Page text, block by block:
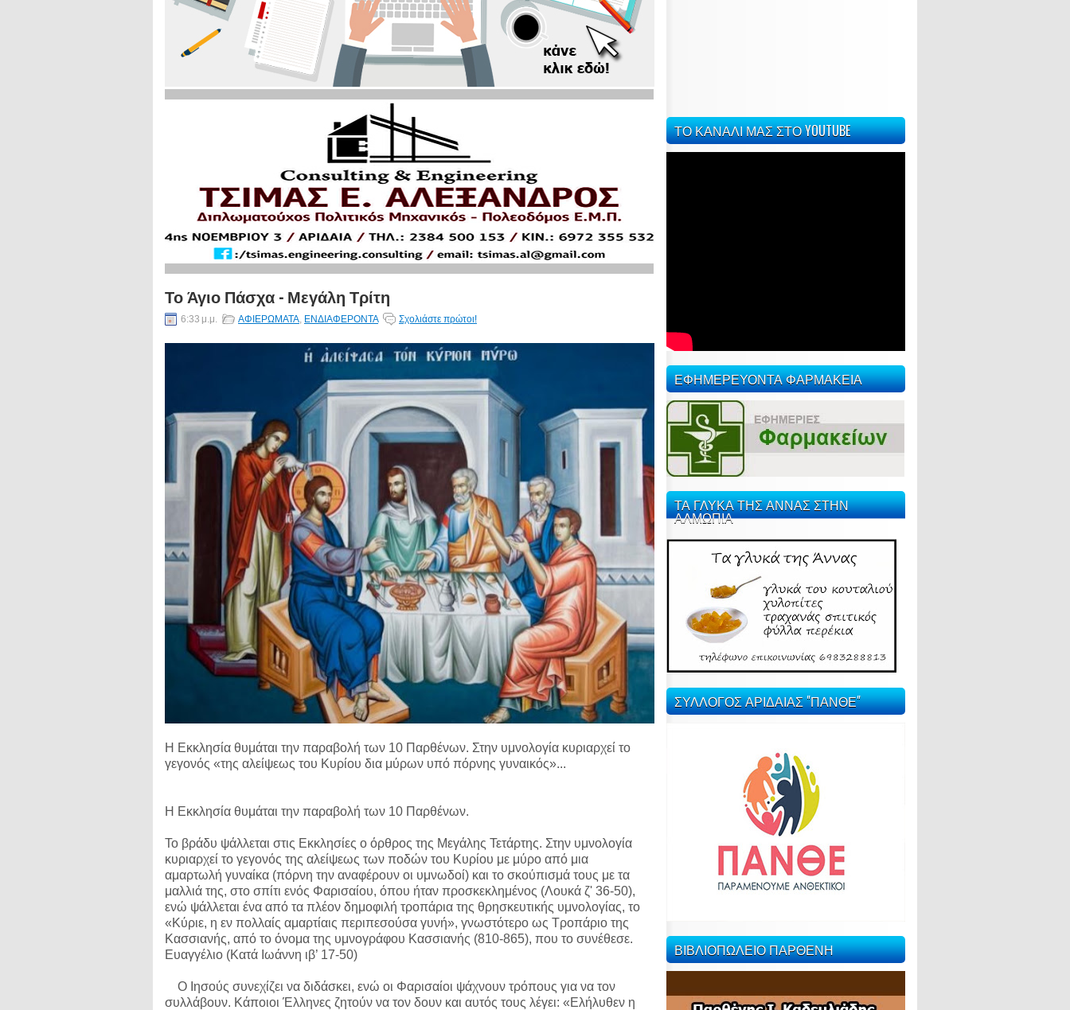
Το Άγιο Πάσχα - Μεγάλη Τρίτη
6:33 μ.μ. ΑΦΙΕΡΩΜΑΤΑ, ΕΝΔΙΑΦΕΡΟΝΤΑ Σχολιάστε πρώτοι!
Η Εκκλησία θυμάται την παραβολή των 10 Παρθένων. Στην υμνολογία κυριαρχεί το
γεγονός «της αλείψεως του Κυρίου δια μύρων υπό πόρνης γυναικός»...
Η Εκκλησία θυμάται την παραβολή των 10 Παρθένων.
Το βράδυ ψάλλεται στις Εκκλησίες ο όρθρος της Μεγάλης Τετάρτης. Στην υμνολογία
κυριαρχεί το γεγονός της αλείψεως των ποδών του Κυρίου με μύρο από μια
αμαρτωλή γυναίκα (πόρνη την αναφέρουν οι υμνωδοί) και το σκούπισμά τους με τα
μαλλιά της, στο σπίτι ενός Φαρισαίου, όπου ήταν προσκεκλημένος (Λουκά ζ' 36-50),
ενώ ψάλλεται ένα από τα πλέον δημοφιλή τροπάρια της θρησκευτικής υμνολογίας, το
«Κύριε, η εν πολλαίς αμαρτίαις περιπεσούσα γυνή», γνωστότερο ως Τροπάριο της
Κασσιανής, από το όνομα της υμνογράφου Κασσιανής (810-865), που το συνέθεσε.
Ευαγγέλιο (Κατά Ιωάννη ιβ’ 17-50)
Ο Ιησούς συνεχίζει να διδάσκει, ενώ οι Φαρισαίοι ψάχνουν τρόπους για να τον
συλλάβουν. Κάποιοι Έλληνες ζητούν να τον δουν και αυτός τους λέγει: «Ελήλυθεν η
ΤΟ ΚΑΝΑΛΙ ΜΑΣ ΣΤΟ YOUTUBE
ΕΦΗΜΕΡΕΥΟΝΤΑ ΦΑΡΜΑΚΕΙΑ
ΤΑ ΓΛΥΚΑ ΤΗΣ ΑΝΝΑΣ ΣΤΗΝ
ΑΛΜΩΠΙΑ
ΣΥΛΛΟΓΟΣ ΑΡΙΔΑΙΑΣ "ΠΑΝΘΕ"
ΒΙΒΛΙΟΠΩΛΕΙΟ ΠΑΡΘΕΝΗ